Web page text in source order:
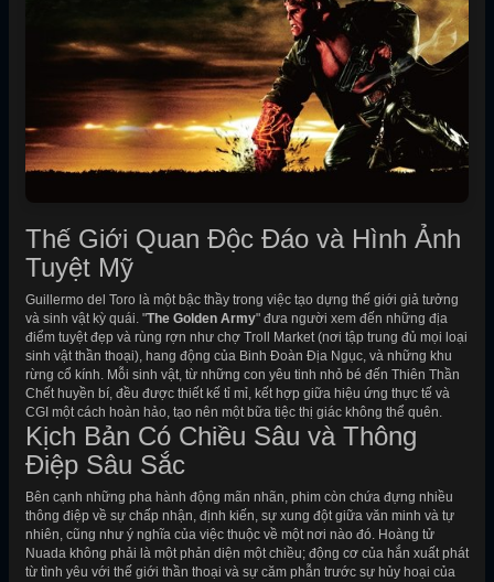
Thế Giới Quan Độc Đáo và Hình Ảnh
Tuyệt Mỹ
Guillermo del Toro là một bậc thầy trong việc tạo dựng thế giới giả tưởng
và sinh vật kỳ quái. "The Golden Army" đưa người xem đến những địa
điểm tuyệt đẹp và rùng rợn như chợ Troll Market (nơi tập trung đủ mọi loại
sinh vật thần thoại), hang động của Binh Đoàn Địa Ngục, và những khu
rừng cổ kính. Mỗi sinh vật, từ những con yêu tinh nhỏ bé đến Thiên Thần
Chết huyền bí, đều được thiết kế tỉ mỉ, kết hợp giữa hiệu ứng thực tế và
CGI một cách hoàn hảo, tạo nên một bữa tiệc thị giác không thể quên.
Kịch Bản Có Chiều Sâu và Thông
Điệp Sâu Sắc
Bên cạnh những pha hành động mãn nhãn, phim còn chứa đựng nhiều
thông điệp về sự chấp nhận, định kiến, sự xung đột giữa văn minh và tự
nhiên, cũng như ý nghĩa của việc thuộc về một nơi nào đó. Hoàng tử
Nuada không phải là một phản diện một chiều; động cơ của hắn xuất phát
từ tình yêu với thế giới thần thoại và sự căm phẫn trước sự hủy hoại của